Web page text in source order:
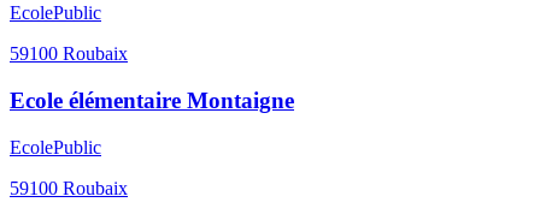
EcolePublic
59100 Roubaix
Ecole élémentaire Montaigne
EcolePublic
59100 Roubaix